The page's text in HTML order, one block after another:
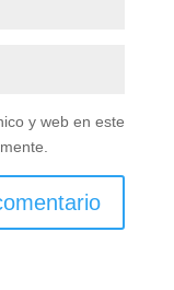
y web en este